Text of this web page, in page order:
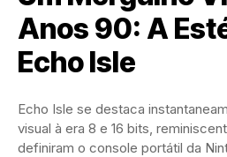
Anos 90: A
Echo Isle
Echo Isle se destaca
visual à era 8 e 16 bits,
definiram o console portátil da